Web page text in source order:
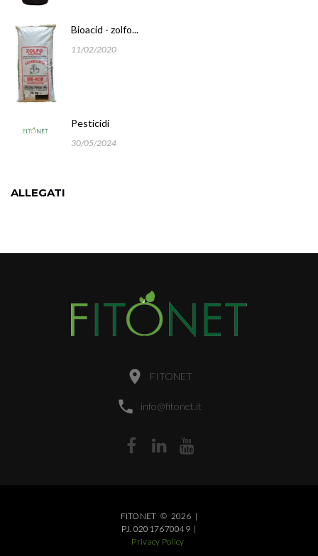
Bioacid - zolfo...
11/02/2020
Pesticidi
30/05/2024
ALLEGATI
FITONET
info@fitonet.it
FITONET © 2026 |
P.I. 02017670049 |
Privacy Policy